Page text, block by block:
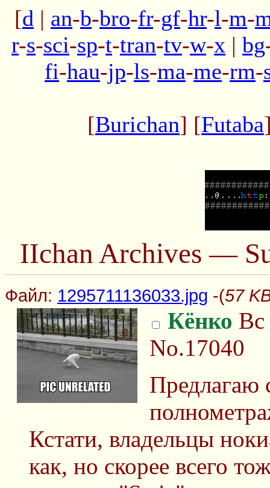
[d | an-b-bro-fr-gf-hr-l-m-
r-s-sci-sp-t-tran-tv-w-x | bg
fi-hau-jp-ls-ma-me-rm-
[Burichan] [Futaba
IIchan Archives —
Файл: 1295711136033.jpg -(57
Кёнко Вс
No.17040
Предлагаю
Кстати, владельцы
как, но скорее всего